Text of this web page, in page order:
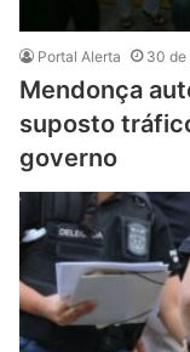
Portal Alerta 30 de
Mendonça
suposto
governo